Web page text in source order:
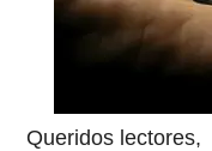
Queridos lectores,